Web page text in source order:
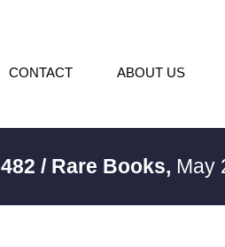
CONTACT ABOUT US
482 / Rare Books, May